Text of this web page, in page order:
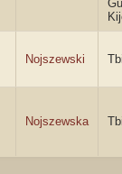
Nojszewski
Nojszewska